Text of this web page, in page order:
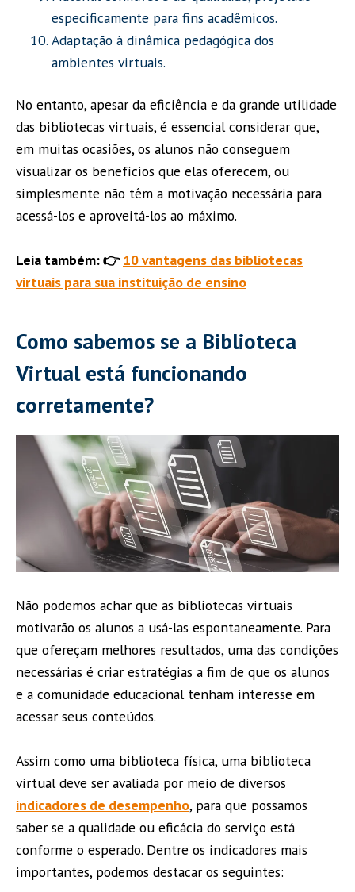
especificamente para fins acadêmicos.
Adaptação à dinâmica pedagógica dos
ambientes virtuais.
No entanto, apesar da eficiência e da grande utilidade
das bibliotecas virtuais, é essencial considerar que,
em muitas ocasiões, os alunos não conseguem
visualizar os benefícios que elas oferecem, ou
simplesmente não têm a motivação necessária para
acessá-los e aproveitá-los ao máximo.
Leia também: 👉10 vantagens das bibliotecas
virtuais para sua instituição de ensino
Como sabemos se a Biblioteca
Virtual está funcionando
corretamente?
Não podemos achar que as bibliotecas virtuais
motivarão os alunos a usá-las espontaneamente. Para
que ofereçam melhores resultados, uma das condições
necessárias é criar estratégias a fim de que os alunos
e a comunidade educacional tenham interesse em
acessar seus conteúdos.
Assim como uma biblioteca física, uma biblioteca
virtual deve ser avaliada por meio de diversos
indicadores de desempenho, para que possamos
saber se a qualidade ou eficácia do serviço está
conforme o esperado. Dentre os indicadores mais
importantes, podemos destacar os seguintes: